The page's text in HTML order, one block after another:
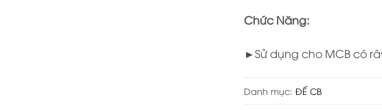
Chức Năng:
►Sử dụng cho MCB có
Danh mục: ĐẾ CB